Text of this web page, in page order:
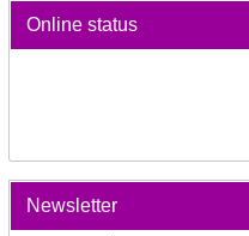
Online status
Newsletter